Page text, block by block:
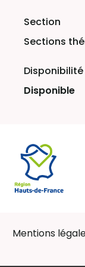
Sections
Disponible
Mentions